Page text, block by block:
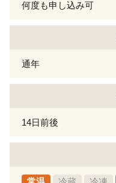
何度も申し込み可
通年
14日前後